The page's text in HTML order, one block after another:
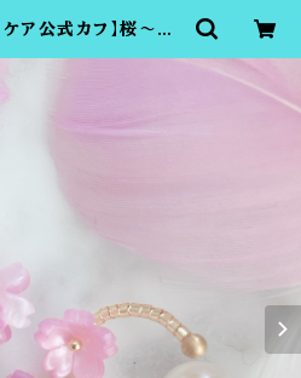
ケア公式カフ】桜〜SA
ューティーカフショ